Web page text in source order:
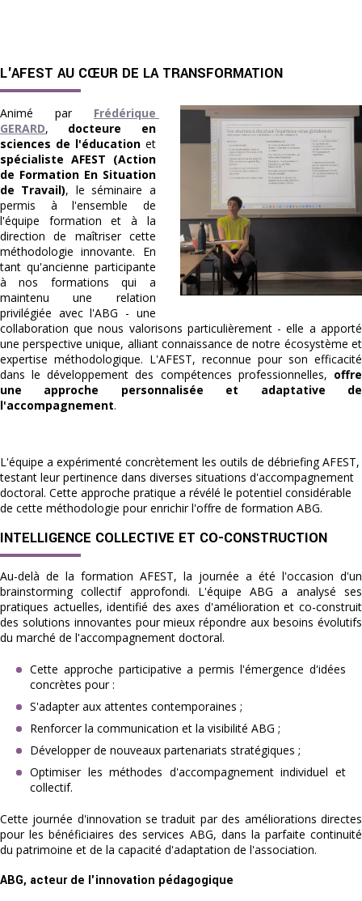
L'AFEST AU CŒUR DE LA TRANSFORMATION
Animé par Frédérique
GERARD,
docteure en
sciences de l'éducation et
spécialiste AFEST (Action
de Formation En Situation
de Travail), le séminaire a
permis à l'ensemble de
l'équipe formation et à la
direction de maîtriser cette
méthodologie innovante. En
tant qu'ancienne participante
à nos formations qui a
maintenu une relation
privilégiée avec l'ABG - une
collaboration que nous valorisons particulièrement - elle a apporté
une perspective unique, alliant connaissance de notre écosystème et
expertise méthodologique. L'AFEST, reconnue pour son efficacité
dans le développement des compétences professionnelles, offre
une approche personnalisée et adaptative de
l'accompagnement.
L'équipe a expérimenté concrètement les outils de débriefing AFEST,
testant leur pertinence dans diverses situations d'accompagnement
doctoral. Cette approche pratique a révélé le potentiel considérable
de cette méthodologie pour enrichir l'offre de formation ABG.
INTELLIGENCE COLLECTIVE ET CO-CONSTRUCTION
Au-delà de la formation AFEST, la journée a été l'occasion d'un
brainstorming collectif approfondi. L'équipe ABG a analysé ses
pratiques actuelles, identifié des axes d'amélioration et co-construit
des solutions innovantes pour mieux répondre aux besoins évolutifs
du marché de l'accompagnement doctoral.
Cette approche participative a permis l'émergence d'idées
concrètes pour :
S'adapter aux attentes contemporaines ;
Renforcer la communication et la visibilité ABG ;
Développer de nouveaux partenariats stratégiques ;
Optimiser les méthodes d'accompagnement individuel et
collectif.
Cette journée d'innovation se traduit par des améliorations directes
pour les bénéficiaires des services ABG, dans la parfaite continuité
du patrimoine et de la capacité d'adaptation de l'association.
ABG, acteur de l'innovation pédagogique